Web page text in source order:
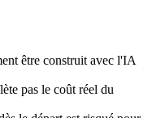
être construit avec l'IA
pas le coût réel du